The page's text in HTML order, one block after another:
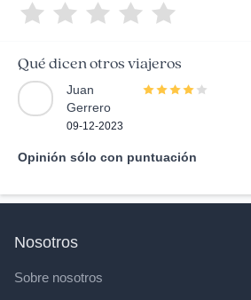
Qué dicen otros viajeros
Juan
Gerrero
09-12-2023
Opinión sólo con puntuación
Nosotros
Sobre nosotros